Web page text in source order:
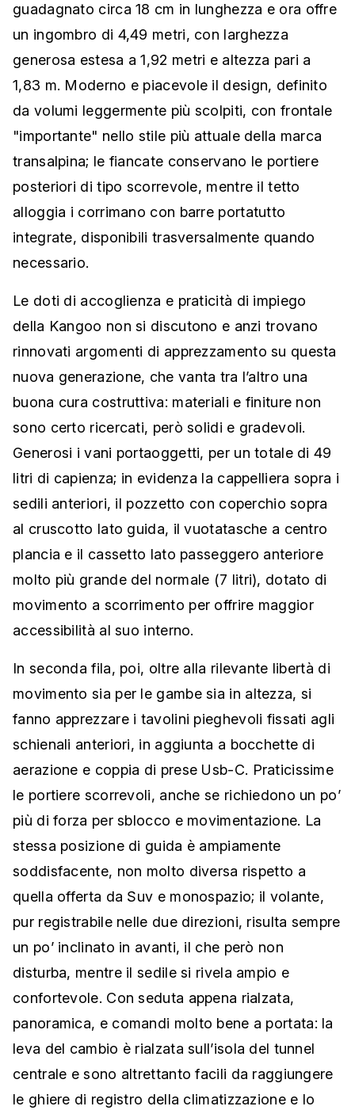
guadagnato circa 18 cm in lunghezza e ora offre
un ingombro di 4,49 metri, con larghezza
generosa estesa a 1,92 metri e altezza pari a
1,83 m. Moderno e piacevole il design, definito
da volumi leggermente più scolpiti, con frontale
"importante" nello stile più attuale della marca
transalpina; le fiancate conservano le portiere
posteriori di tipo scorrevole, mentre il tetto
alloggia i corrimano con barre portatutto
integrate, disponibili trasversalmente quando
necessario.
Le doti di accoglienza e praticità di impiego
della Kangoo non si discutono e anzi trovano
rinnovati argomenti di apprezzamento su questa
nuova generazione, che vanta tra l’altro una
buona cura costruttiva: materiali e finiture non
sono certo ricercati, però solidi e gradevoli.
Generosi i vani portaoggetti, per un totale di 49
litri di capienza; in evidenza la cappelliera sopra i
sedili anteriori, il pozzetto con coperchio sopra
al cruscotto lato guida, il vuotatasche a centro
plancia e il cassetto lato passeggero anteriore
molto più grande del normale (7 litri), dotato di
movimento a scorrimento per offrire maggior
accessibilità al suo interno.
In seconda fila, poi, oltre alla rilevante libertà di
movimento sia per le gambe sia in altezza, si
fanno apprezzare i tavolini pieghevoli fissati agli
schienali anteriori, in aggiunta a bocchette di
aerazione e coppia di prese Usb-C. Praticissime
le portiere scorrevoli, anche se richiedono un po’
più di forza per sblocco e movimentazione. La
stessa posizione di guida è ampiamente
soddisfacente, non molto diversa rispetto a
quella offerta da Suv e monospazio; il volante,
pur registrabile nelle due direzioni, risulta sempre
un po’ inclinato in avanti, il che però non
disturba, mentre il sedile si rivela ampio e
confortevole. Con seduta appena rialzata,
panoramica, e comandi molto bene a portata: la
leva del cambio è rialzata sull’isola del tunnel
centrale e sono altrettanto facili da raggiungere
le ghiere di registro della climatizzazione e lo